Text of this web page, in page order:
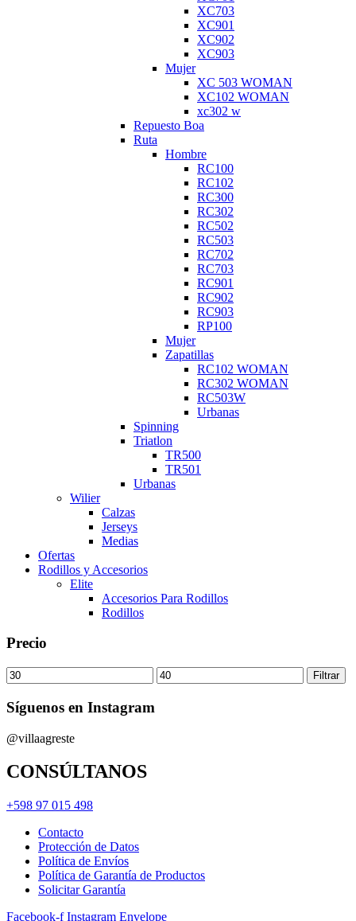
XC703
XC901
XC902
XC903
Mujer
XC 503 WOMAN
XC102 WOMAN
xc302 w
Repuesto Boa
Ruta
Hombre
RC100
RC102
RC300
RC302
RC502
RC503
RC702
RC703
RC901
RC902
RC903
RP100
Mujer
Zapatillas
RC102 WOMAN
RC302 WOMAN
RC503W
Urbanas
Spinning
Triatlon
TR500
TR501
Urbanas
Wilier
Calzas
Jerseys
Medias
Ofertas
Rodillos y Accesorios
Elite
Accesorios Para Rodillos
Rodillos
Precio
Precio
mínimo
Precio
máximo
Filtrar
Síguenos en Instagram
@villaagreste
CONSÚLTANOS
+598 97 015 498
Contacto
Protección de Datos
Política de Envíos
Política de Garantía de Productos
Solicitar Garantía
Facebook-f Instagram Envelope